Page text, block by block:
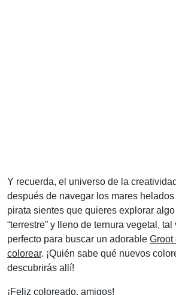
Y recuerda, el universo de la
después de navegar los mares
pirata sientes que quieres explorar
“terrestre” y lleno de ternura vegetal,
perfecto para buscar un adorable Groot
colorear. ¡Quién sabe qué nuevos
descubrirás allí!
¡Feliz coloreado, amigos!